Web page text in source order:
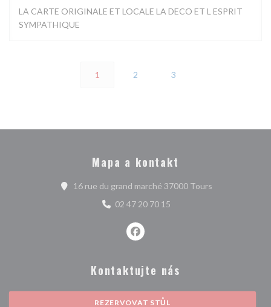
LA CARTE ORIGINALE ET LOCALE LA DECO ET L ESPRIT
SYMPATHIQUE
1 2 3
Mapa a kontakt
16 rue du grand marché 37000 Tours((otevře se v
02 47 20 70 15
Facebook ((otevře se v novém
Kontaktujte nás
REZERVOVAT STŮL